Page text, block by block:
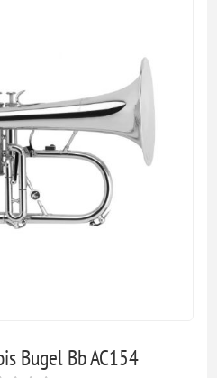
Bugel Bb AC154